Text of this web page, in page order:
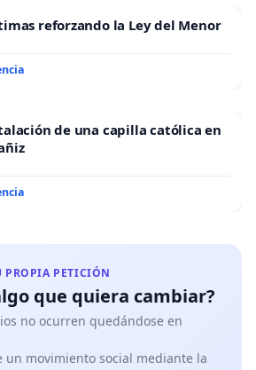
reforzando la Ley del Menor
de una capilla católica en
PETICIÓN
que quiera cambiar?
no ocurren quedándose en
un movimiento social mediante la